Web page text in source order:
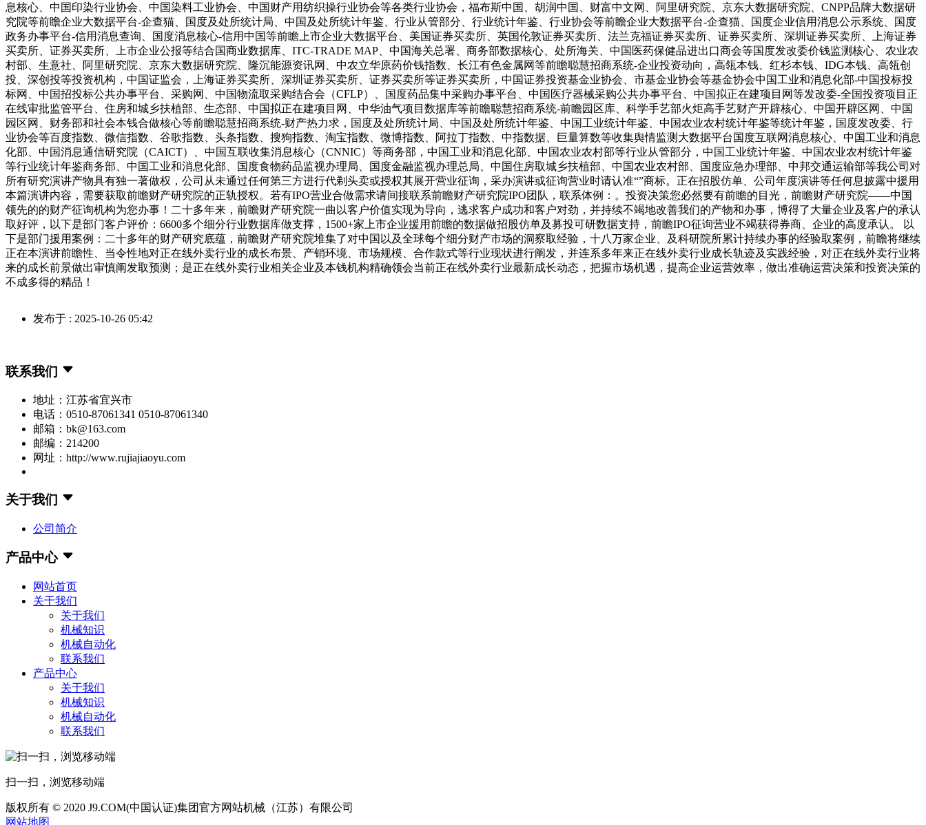
息核心、中国印染行业协会、中国染料工业协会、中国财产用纺织操行业协会等各类行业协会，福布斯中国、胡润中国、财富中文网、阿里研究院、京东大数据研究院、CNPP品牌大数据研
究院等前瞻企业大数据平台-企查猫、国度及处所统计局、中国及处所统计年鉴、行业从管部分、行业统计年鉴、行业协会等前瞻企业大数据平台-企查猫、国度企业信用消息公示系统、国度
政务办事平台-信用消息查询、国度消息核心-信用中国等前瞻上市企业大数据平台、美国证券买卖所、英国伦敦证券买卖所、法兰克福证券买卖所、证券买卖所、深圳证券买卖所、上海证券
买卖所、证券买卖所、上市企业公报等结合国商业数据库、ITC-TRADE MAP、中国海关总署、商务部数据核心、处所海关、中国医药保健品进出口商会等国度发改委价钱监测核心、农业农
村部、生意社、阿里研究院、京东大数据研究院、隆沉能源资讯网、中农立华原药价钱指数、长江有色金属网等前瞻聪慧招商系统-企业投资动向，高瓴本钱、红杉本钱、IDG本钱、高瓴创
投、深创投等投资机构，中国证监会，上海证券买卖所、深圳证券买卖所、证券买卖所等证券买卖所，中国证券投资基金业协会、市基金业协会等基金协会中国工业和消息化部-中国投标投
标网、中国招投标公共办事平台、采购网、中国物流取采购结合会（CFLP）、国度药品集中采购办事平台、中国医疗器械采购公共办事平台、中国拟正在建项目网等发改委-全国投资项目正
在线审批监管平台、住房和城乡扶植部、生态部、中国拟正在建项目网、中华油气项目数据库等前瞻聪慧招商系统-前瞻园区库、科学手艺部火炬高手艺财产开辟核心、中国开辟区网、中国
园区网、财务部和社会本钱合做核心等前瞻聪慧招商系统-财产热力求，国度及处所统计局、中国及处所统计年鉴、中国工业统计年鉴、中国农业农村统计年鉴等统计年鉴，国度发改委、行
业协会等百度指数、微信指数、谷歌指数、头条指数、搜狗指数、淘宝指数、微博指数、阿拉丁指数、中指数据、巨量算数等收集舆情监测大数据平台国度互联网消息核心、中国工业和消息
化部、中国消息通信研究院（CAICT）、中国互联收集消息核心（CNNIC）等商务部，中国工业和消息化部、中国农业农村部等行业从管部分，中国工业统计年鉴、中国农业农村统计年鉴
等行业统计年鉴商务部、中国工业和消息化部、国度食物药品监视办理局、国度金融监视办理总局、中国住房取城乡扶植部、中国农业农村部、国度应急办理部、中邦交通运输部等我公司对
所有研究演讲产物具有独一著做权，公司从未通过任何第三方进行代剃头卖或授权其展开营业征询，采办演讲或征询营业时请认准“”商标。正在招股仿单、公司年度演讲等任何息披露中援用
本篇演讲内容，需要获取前瞻财产研究院的正轨授权。若有IPO营业合做需求请间接联系前瞻财产研究院IPO团队，联系体例：。投资决策您必然要有前瞻的目光，前瞻财产研究院——中国
领先的的财产征询机构为您办事！二十多年来，前瞻财产研究院一曲以客户价值实现为导向，逃求客户成功和客户对劲，并持续不竭地改善我们的产物和办事，博得了大量企业及客户的承认
取好评，以下是部门客户评价：6600多个细分行业数据库做支撑，1500+家上市企业援用前瞻的数据做招股仿单及募投可研数据支持，前瞻IPO征询营业不竭获得券商、企业的高度承认。 以
下是部门援用案例：二十多年的财产研究底蕴，前瞻财产研究院堆集了对中国以及全球每个细分财产市场的洞察取经验，十八万家企业、及科研院所累计持续办事的经验取案例，前瞻将继续
正在本演讲前瞻性、当令性地对正在线外卖行业的成长布景、产销环境、市场规模、合作款式等行业现状进行阐发，并连系多年来正在线外卖行业成长轨迹及实践经验，对正在线外卖行业将
来的成长前景做出审慎阐发取预测；是正在线外卖行业相关企业及本钱机构精确领会当前正在线外卖行业最新成长动态，把握市场机遇，提高企业运营效率，做出准确运营决策和投资决策的
不成多得的精品！
发布于 : 2025-10-26 05:42
联系我们
地址：江苏省宜兴市
电话：0510-87061341 0510-87061340
邮箱：bk@163.com
邮编：214200
网址：http://www.rujiajiaoyu.com
关于我们
公司简介
产品中心
网站首页
关于我们
关于我们
机械知识
机械自动化
联系我们
产品中心
关于我们
机械知识
机械自动化
联系我们
扫一扫，浏览移动端
版权所有 © 2020 J9.COM(中国认证)集团官方网站机械（江苏）有限公司
网站地图